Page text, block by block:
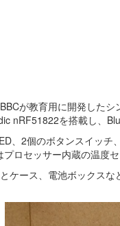
が教育用に開発した
nRF51822を搭載し、
、2個のボタンスイッチ
ロセッサー内蔵の温度セ
ケース、電池ボックス